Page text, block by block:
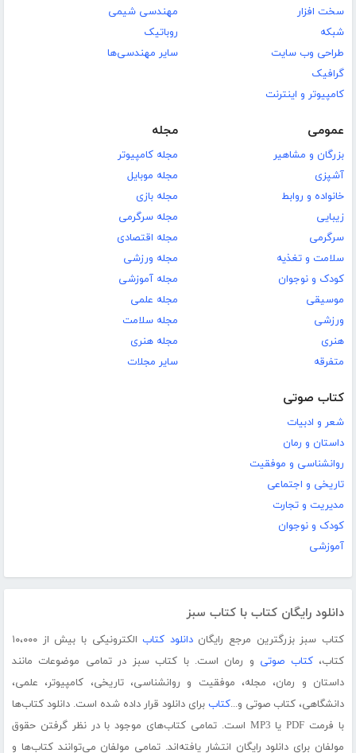
سخت افزار
شبکه
طراحی وب سایت
گرافیک
کامپیوتر و اینترنت
مهندسی شیمی
روباتیک
سایر مهندسی‌ها
عمومی
بزرگان و مشاهیر
آشپزی
خانواده و روابط
زیبایی
سرگرمی
سلامت و تغذیه
کودک و نوجوان
موسیقی
ورزشی
هنری
متفرقه
مجله
مجله کامپیوتر
مجله موبایل
مجله بازی
مجله سرگرمی
مجله اقتصادی
مجله ورزشی
مجله آموزشی
مجله علمی
مجله سلامت
مجله هنری
سایر مجلات
کتاب صوتی
شعر و ادبیات
داستان و رمان
روانشناسی و موفقیت
تاریخی و اجتماعی
مدیریت و تجارت
کودک و نوجوان
آموزشی
دانلود رایگان کتاب با کتاب سبز
کتاب سبز بزرگترین مرجع رایگاندانلود کتاب
الکترونیکی با بیش از ۱۰،۰۰۰
کتاب،کتاب صوتی و رمان است. با کتاب سبز در تمامی موضوعات مانند
داستان و رمان، مجله، موفقیت و روانشناسی، تاریخی، کامپیوتر، علمی،
دانشگاهی، کتاب صوتی و...کتاب برای دانلود قرار داده شده است. دانلود کتاب‌ها
با فرمت PDF یا MP3 است. تمامی کتاب‌های موجود با در نظر گرفتن حقوق
مولفان برای دانلود رایگان انتشار یافته‌اند. تمامی مولفان می‌توانند کتاب‌ها و